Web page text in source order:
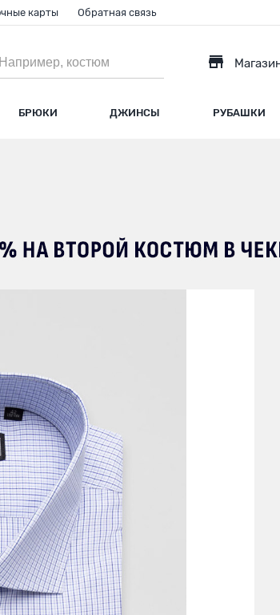
БРЮКИ ДЖИНСЫ РУБАШКИ
карты Обратная связь